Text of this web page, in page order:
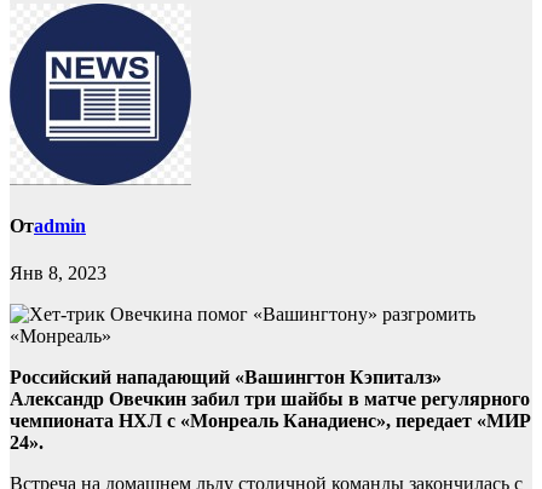
Отadmin
Янв 8, 2023
Российский нападающий «Вашингтон Кэпиталз»
Александр Овечкин забил три шайбы в матче регулярного
чемпионата НХЛ с «Монреаль Канадиенс», передает «МИР
24».
Встреча на домашнем льду столичной команды закончилась с